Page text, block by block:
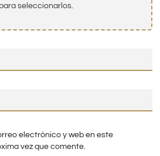
para seleccionarlos.
electrónico y web en este
vez que comente.